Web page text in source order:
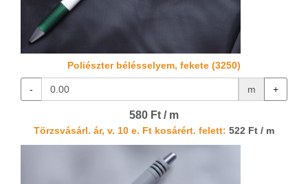
Poliészter bélésselyem, fekete (3250)
- m +
580 Ft / m
Törzsvásárl. ár, v. 10 e. Ft kosárért. felett: 522 Ft / m